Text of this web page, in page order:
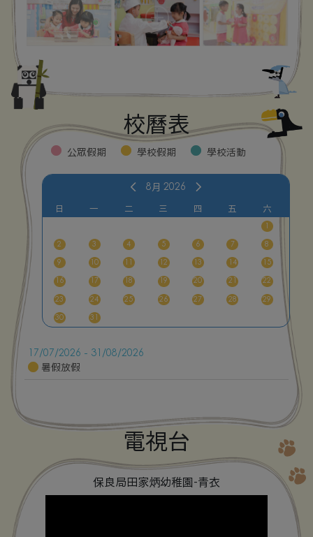
校曆表
公眾假期 學校假期 學校活動
8月 2026
日 一 二 三 四 五 六
1
2
3 4 5 6 7
8
9
10 11 12 13 14
15
16
17 18 19 20 21
22
23
24 25 26 27 28
29
30
31
17/07/2026 - 31/08/2026
暑假放假
電視台
保良局田家炳幼稚園-青衣